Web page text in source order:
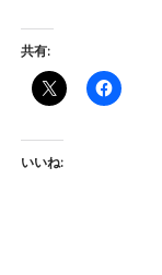
共有:
いいね: